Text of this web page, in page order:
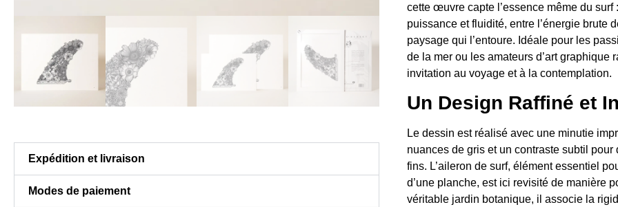
Expédition et livraison
Modes de paiement
cette œuvre capte l’essence même du
puissance et fluidité, entre l’énergie brute
paysage qui l’entoure. Idéale pour les
de la mer ou les amateurs d’art graphique
invitation au voyage et à la contemplation.
Un Design Raffiné et
Le dessin est réalisé avec une minutie
nuances de gris et un contraste subtil
fins. L’aileron de surf, élément essentiel
d’une planche, est ici revisité de manière
véritable jardin botanique, il associe la